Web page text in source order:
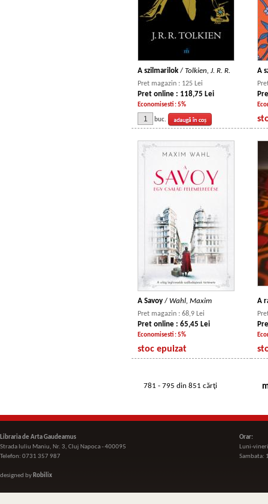
A szilmarilok / Tolkien, J. R. R. A
Pret magazin : 125 Lei
Pret online : 118,75 Lei
Economisesti : 5%
buc.
A Savoy / Wahl, Maxim A
Pret magazin : 68,9 Lei
Pret online : 65,45 Lei
Economisesti : 5%
stoc epuizat
781 - 795 din 851 cărţi
Libraria de Arta Gaudeamus
Strada Iuliu Maniu, Nr. 3, Cluj Napoca - 400095
Telefon: 0731 357 987
designed by Robilix
Orar:
Luni-
Sambata: